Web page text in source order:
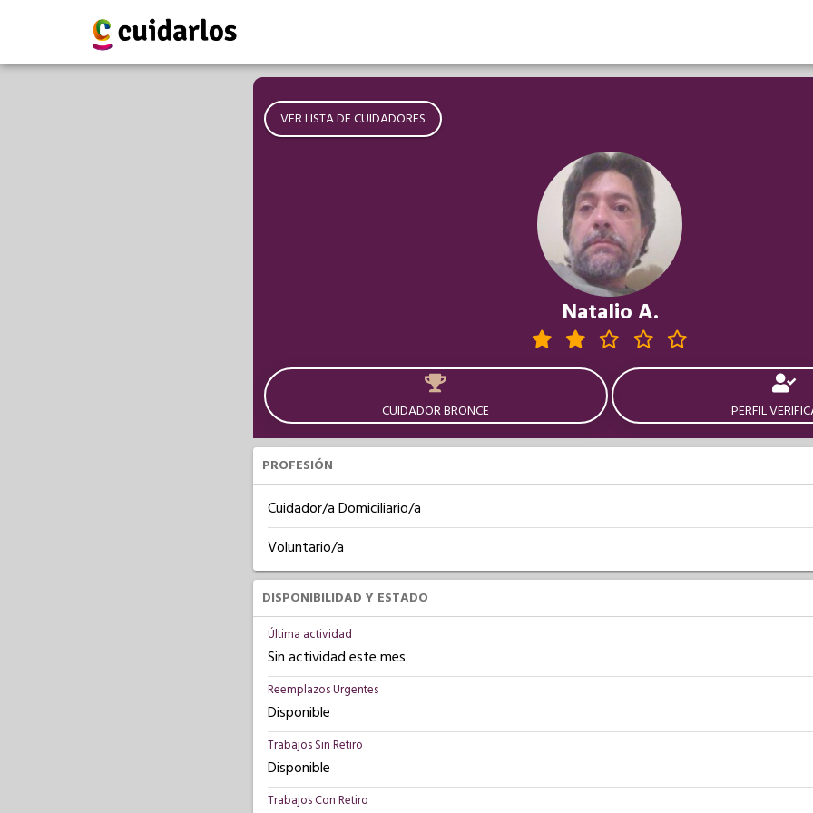
VER LISTA DE CUIDADORES
Natalio A.
CUIDADOR BRONCE PERFIL
PROFESIÓN
Cuidador/a Domiciliario/a
Voluntario/a
DISPONIBILIDAD Y ESTADO
Última actividad
Sin actividad este mes
Reemplazos Urgentes
Disponible
Trabajos Sin Retiro
Disponible
Trabajos Con Retiro